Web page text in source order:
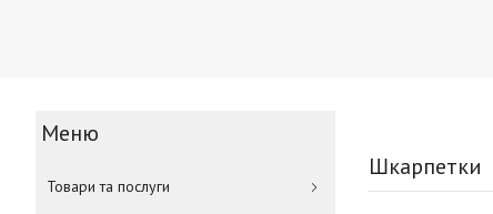
Шкарпетки
Товари та послуги